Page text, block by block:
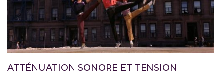
ATTÉNUATION SONORE ET TENSION